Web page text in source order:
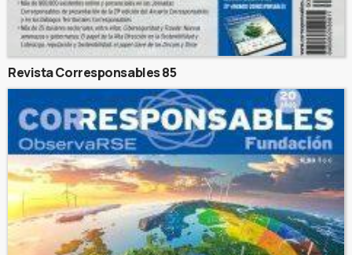
Revista Corresponsables 85